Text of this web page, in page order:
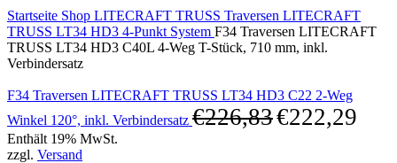
Startseite Shop LITECRAFT TRUSS Traversen LITECRAFT
TRUSS LT34 HD3 4-Punkt System F34 Traversen LITECRAFT
TRUSS LT34 HD3 C40L 4-Weg T-Stück, 710 mm, inkl.
Verbindersatz
F34 Traversen LITECRAFT TRUSS LT34 HD3 C22 2-Weg
Winkel 120°, inkl. Verbindersatz €226,83€222,29
Enthält 19% MwSt.
zzgl. Versand